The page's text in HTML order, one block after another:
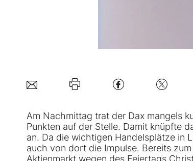
Am Nachmittag trat der Dax mangels
Punkten auf der Stelle. Damit knüpfte
an. Da die wichtigen Handelsplätze in
auch von dort die Impulse. Bereits
Aktienmarkt wegen des Feiertags